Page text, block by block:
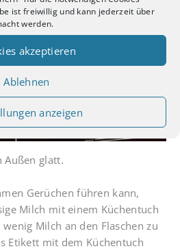
ist freiwillig und kann jederzeit über
werden.
akzeptieren
Ablehnen
anzeigen
Außen glatt.
Gerüchen führen kann,
Milch mit einem Küchentuch
Milch an den Flaschen zu
Etikett mit dem Küchentuch